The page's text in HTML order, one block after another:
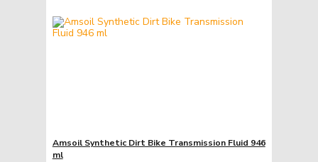
Amsoil Synthetic Dirt Bike Transmission Fluid 946
ml